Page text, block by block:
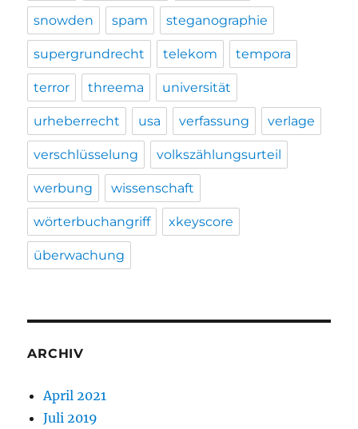
snowden spam steganographie
supergrundrecht telekom tempora
terror threema universität
urheberrecht usa verfassung verlage
verschlüsselung volkszählungsurteil
werbung wissenschaft
wörterbuchangriff xkeyscore
überwachung
ARCHIV
April 2021
Juli 2019